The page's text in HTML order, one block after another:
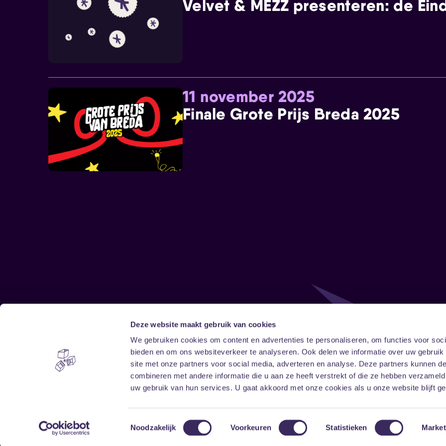
Deze website maakt gebruik van cookies
We gebruiken cookies om content en advertenties te personaliseren, om functies voor
bieden en om ons websiteverkeer te analyseren. Ook delen we informatie over uw gebruik
site met onze partners voor social media, adverteren en analyse. Deze partners kunnen
combineren met andere informatie die u aan ze heeft verstrekt of die ze hebben
uw gebruik van hun services. U gaat akkoord met onze cookies als u onze website blijft
Toestemmingsselectie
Noodzakelijk Voorkeuren Statistieken
Velvet & MEZZ presenteren: de
11 november 2025
Finale Grote Prijs Breda 2025
Home
Vrijwilligers
Disclaimer
Toegankelijkheid
Privacy & cookies
Follow
FacebookInstagramLinkedIn
Onze